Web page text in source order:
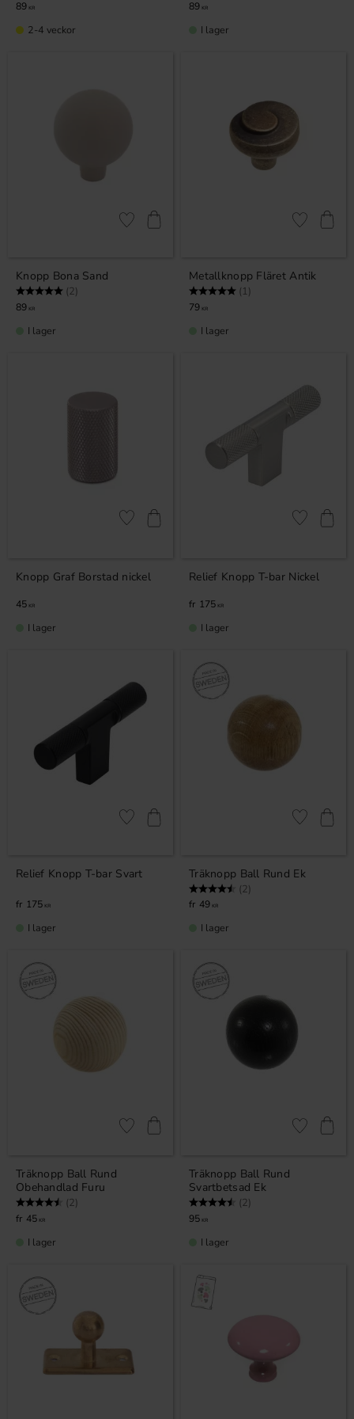
89 KR
2-4 veckor
89 KR
I lager
Knopp Bona Sand
Betyg: (2)
89 KR
Lägg till i favoriter
I lager
Metallknopp Fläret Antik
Betyg: (1)
79 KR
Lägg till i
I lager
Knopp Graf Borstad nickel
45 KR
Lägg till i favoriter
I lager
Relief Knopp T-bar Nickel
175 KR
Lägg till i
I lager
Relief Knopp T-bar Svart
175 KR
Lägg till i favoriter
I lager
Träknopp Ball Rund Ek
Betyg: (2)
49 KR
Lägg till i
I lager
Träknopp Ball Rund
Obehandlad Furu
Betyg: (2)
45 KR
Lägg till i favoriter
I lager
Träknopp Ball Rund
Svartbetsad Ek
Betyg: (2)
95 KR
Lägg till i
I lager